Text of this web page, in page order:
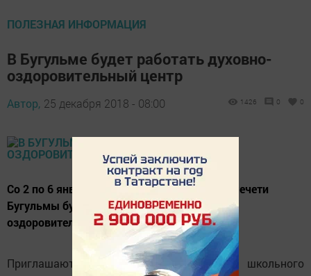
ПОЛЕЗНАЯ ИНФОРМАЦИЯ
В Бугульме будет работать духовно-
оздоровительный центр
Автор, 25 декабря 2018 - 08:00 1426 0 0
Со 2 по 6 января 2019 года в центральной мечети
Бугульмы будет работать духовно-
оздоровительный центр «Салям».
Приглашаются мальчики и девочки школьного